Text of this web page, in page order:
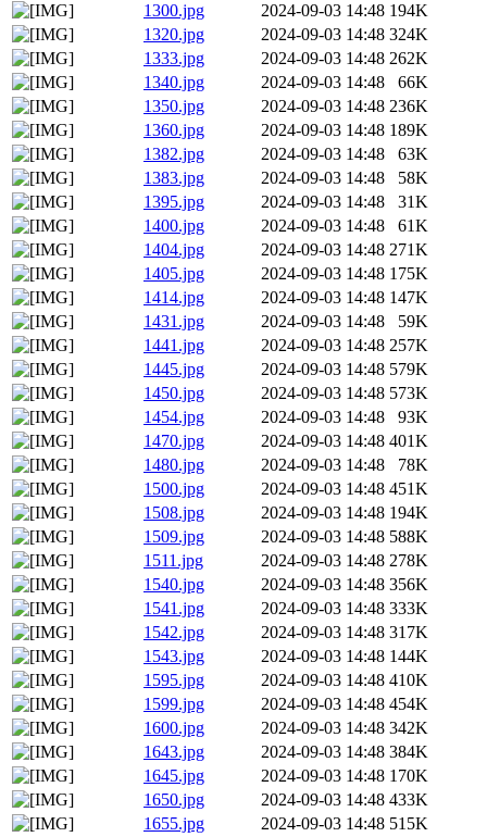
1300.jpg
2024-09-03 14:48 194K
1320.jpg
2024-09-03 14:48 324K
1333.jpg
2024-09-03 14:48 262K
1340.jpg
2024-09-03 14:48
66K
1350.jpg
2024-09-03 14:48 236K
1360.jpg
2024-09-03 14:48 189K
1382.jpg
2024-09-03 14:48
63K
1383.jpg
2024-09-03 14:48
58K
1395.jpg
2024-09-03 14:48
31K
1400.jpg
2024-09-03 14:48
61K
1404.jpg
2024-09-03 14:48 271K
1405.jpg
2024-09-03 14:48 175K
1414.jpg
2024-09-03 14:48 147K
1431.jpg
2024-09-03 14:48
59K
1441.jpg
2024-09-03 14:48 257K
1445.jpg
2024-09-03 14:48 579K
1450.jpg
2024-09-03 14:48 573K
1454.jpg
2024-09-03 14:48
93K
1470.jpg
2024-09-03 14:48 401K
1480.jpg
2024-09-03 14:48
78K
1500.jpg
2024-09-03 14:48 451K
1508.jpg
2024-09-03 14:48 194K
1509.jpg
2024-09-03 14:48 588K
1511.jpg
2024-09-03 14:48 278K
1540.jpg
2024-09-03 14:48 356K
1541.jpg
2024-09-03 14:48 333K
1542.jpg
2024-09-03 14:48 317K
1543.jpg
2024-09-03 14:48 144K
1595.jpg
2024-09-03 14:48 410K
1599.jpg
2024-09-03 14:48 454K
1600.jpg
2024-09-03 14:48 342K
1643.jpg
2024-09-03 14:48 384K
1645.jpg
2024-09-03 14:48 170K
1650.jpg
2024-09-03 14:48 433K
1655.jpg
2024-09-03 14:48 515K